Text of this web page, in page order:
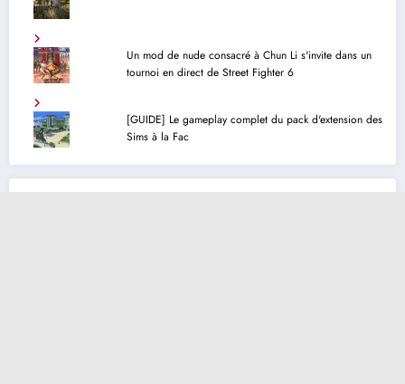
Un mod de nude consacré à Chun Li s'invite dans un
tournoi en direct de Street Fighter 6
[GUIDE] Le gameplay complet du pack d'extension des
Sims à la Fac